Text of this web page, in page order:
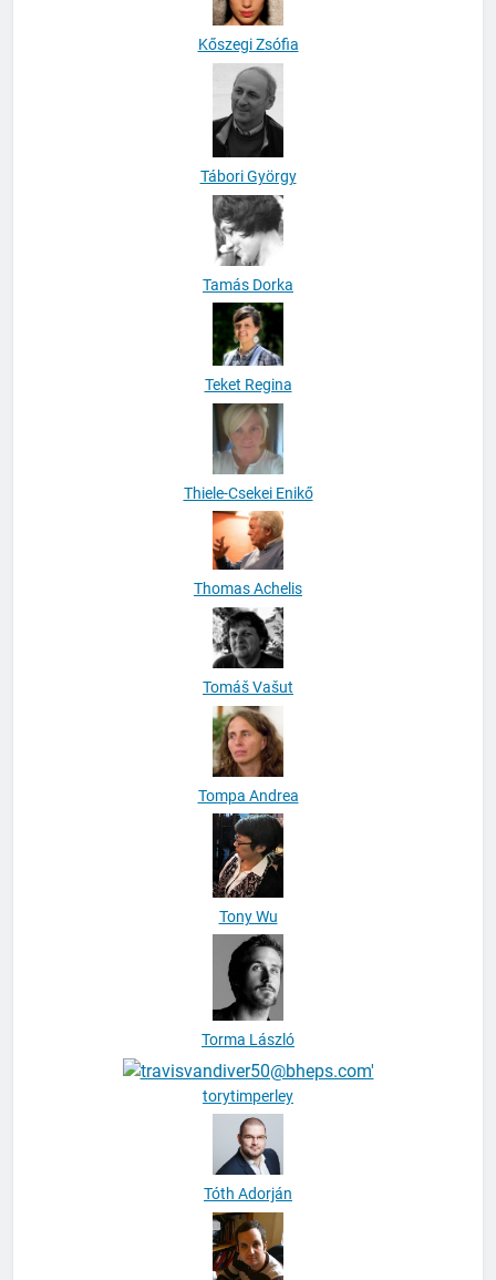
Kőszegi Zsófia
Tábori György
Tamás Dorka
Teket Regina
Thiele-Csekei Enikő
Thomas Achelis
Tomáš Vašut
Tompa Andrea
Tony Wu
Torma László
torytimperley
Tóth Adorján